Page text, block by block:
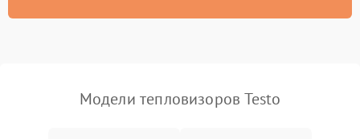
Модели тепловизоров Testo